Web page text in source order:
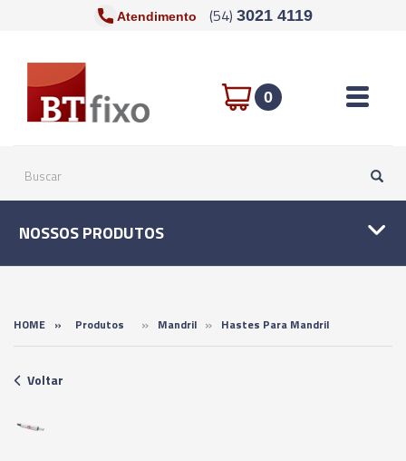
Atendimento (54) 3021 4119
0 Toggle
NOSSOS PRODUTOS
HOME » Produtos » Mandril » Hastes Para Mandril
Voltar